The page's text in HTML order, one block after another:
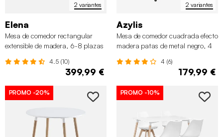
2 variantes
Elena
Mesa de comedor rectangular
extensible de madera, 6-8 plazas
4.5 (10)
399,99 €
2 variantes
Azylis
Mesa de comedor cuadrada efecto
madera patas de metal negro, 4
4 (6)
179,99 €
PROMO -20% PROMO -10%